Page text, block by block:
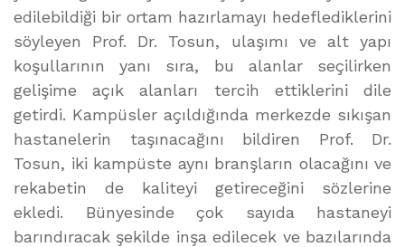
edilebildiği bir ortam hazırlamayı hedeflediklerini
söyleyen Prof. Dr. Tosun, ulaşımı ve alt yapı
koşullarının yanı sıra, bu alanlar seçilirken
gelişime açık alanları tercih ettiklerini dile
getirdi. Kampüsler açıldığında merkezde sıkışan
hastanelerin taşınacağını bildiren Prof. Dr.
Tosun, iki kampüste aynı branşların olacağını ve
rekabetin de kaliteyi getireceğini sözlerine
ekledi. Bünyesinde çok sayıda hastaneyi
barındıracak şekilde inşa edilecek ve bazılarında